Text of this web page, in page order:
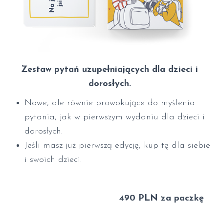
Zestaw pytań uzupełniających dla dzieci i
dorosłych.
Nowe, ale równie prowokujące do myślenia
pytania, jak w pierwszym wydaniu dla dzieci i
dorosłych.
Jeśli masz już pierwszą edycję, kup tę dla siebie
i swoich dzieci.
490 PLN za paczkę